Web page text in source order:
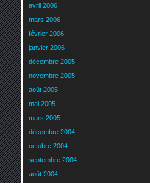
avril 2006
mars 2006
février 2006
janvier 2006
décembre 2005
novembre 2005
août 2005
mai 2005
mars 2005
décembre 2004
octobre 2004
septembre 2004
août 2004